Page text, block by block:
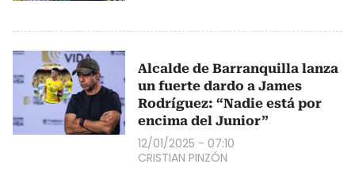
Alcalde de Barranquilla lanza
un fuerte dardo a James
Rodríguez: “Nadie está por
encima del Junior”
12/01/2025 - 07:10
CRISTIAN PINZÓN